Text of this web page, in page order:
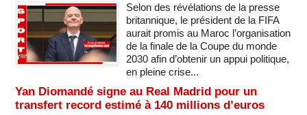
Selon des révélations de la presse
britannique, le président de la FIFA
aurait promis au Maroc l’organisation
de la finale de la Coupe du monde
2030 afin d’obtenir un appui politique,
en pleine crise...
Yan Diomandé signe au Real Madrid pour un
transfert record estimé à 140 millions d’euros